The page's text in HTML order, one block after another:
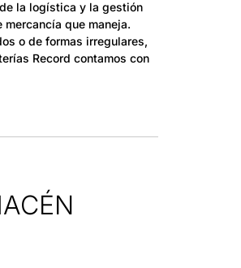
la logística y la gestión
que maneja.
o de formas irregulares,
Record contamos con